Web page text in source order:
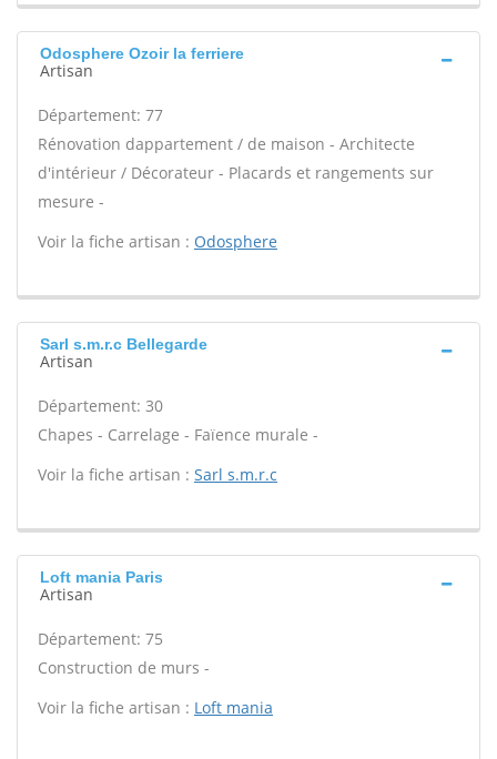
Odosphere Ozoir la ferriere
Artisan
Département: 77
Rénovation dappartement / de maison - Architecte
d'intérieur / Décorateur - Placards et rangements sur
mesure -
Voir la fiche artisan : Odosphere
Sarl s.m.r.c Bellegarde
Artisan
Département: 30
Chapes - Carrelage - Faïence murale -
Voir la fiche artisan : Sarl s.m.r.c
Loft mania Paris
Artisan
Département: 75
Construction de murs -
Voir la fiche artisan : Loft mania